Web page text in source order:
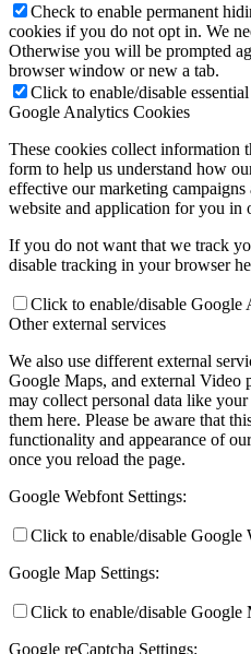
Check to enable permanent
cookies if you do not opt in. We
Otherwise you will be prompted
browser window or new a tab.
Click to enable/disable
Google Analytics Cookies
These cookies collect information
form to help us understand how
effective our marketing
website and application for you in
If you do not want that we track
disable tracking in your browser
Click to enable/disable Google
Other external services
We also use different external
Google Maps, and external Video
may collect personal data like
them here. Please be aware that
functionality and appearance of
once you reload the page.
Google Webfont Settings:
Click to enable/disable Google
Google Map Settings:
Click to enable/disable Google
Google reCaptcha Settings: